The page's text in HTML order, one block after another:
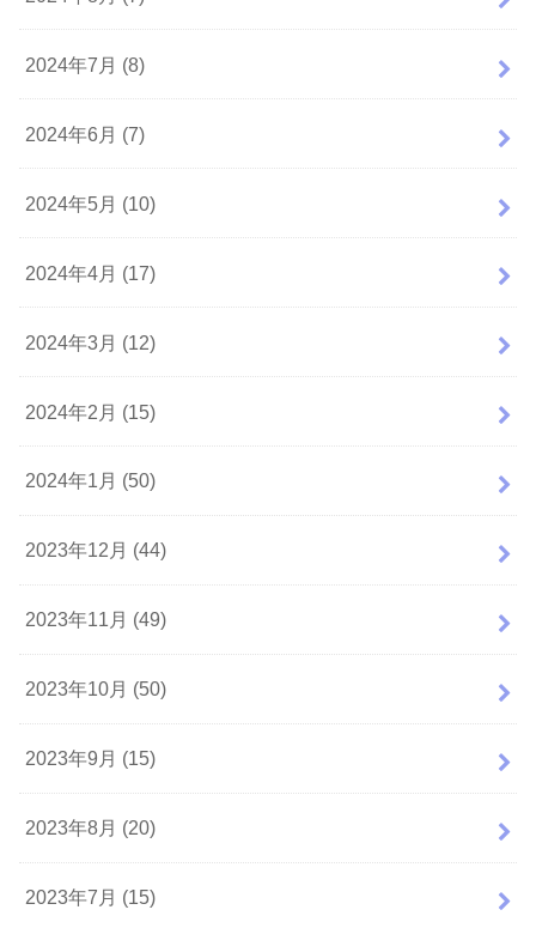
2024年7月 (8)
2024年6月 (7)
2024年5月 (10)
2024年4月 (17)
2024年3月 (12)
2024年2月 (15)
2024年1月 (50)
2023年12月 (44)
2023年11月 (49)
2023年10月 (50)
2023年9月 (15)
2023年8月 (20)
2023年7月 (15)